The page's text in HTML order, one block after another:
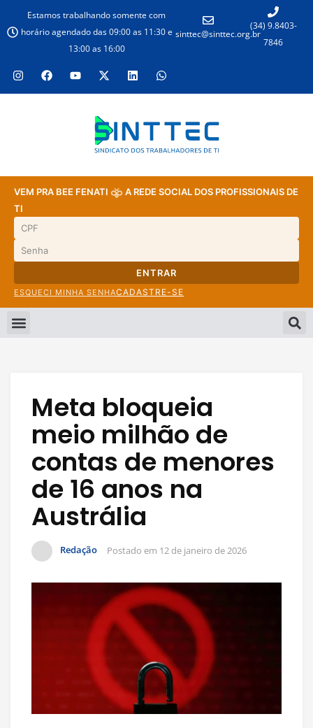
Estamos trabalhando somente com
horário agendado das 09:00 as 11:30 e
13:00 as 16:00
sinttec@sinttec.org.br
(34) 9.8403-
7846
VEM PRA BEE FENATI
A REDE SOCIAL DOS PROFISSIONAIS DE
TI
ENTRAR
ESQUECI MINHA SENHACADASTRE-SE
Meta bloqueia
meio milhão de
contas de menores
de 16 anos na
Austrália
Redação Postado em 12 de janeiro de 2026